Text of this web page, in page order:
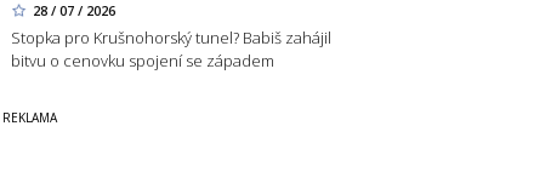
28 / 07 / 2026
Stopka pro Krušnohorský tunel? Babiš zahájil
bitvu o cenovku spojení se západem